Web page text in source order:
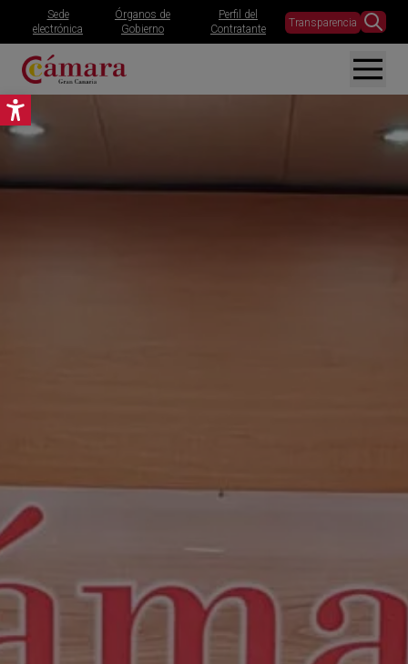
Abrir barra de herramientas
Sede
electrónica
Órganos de
Gobierno
Perfil del
Contratante
Transparencia